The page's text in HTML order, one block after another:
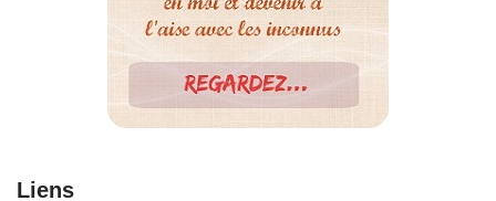
Liens